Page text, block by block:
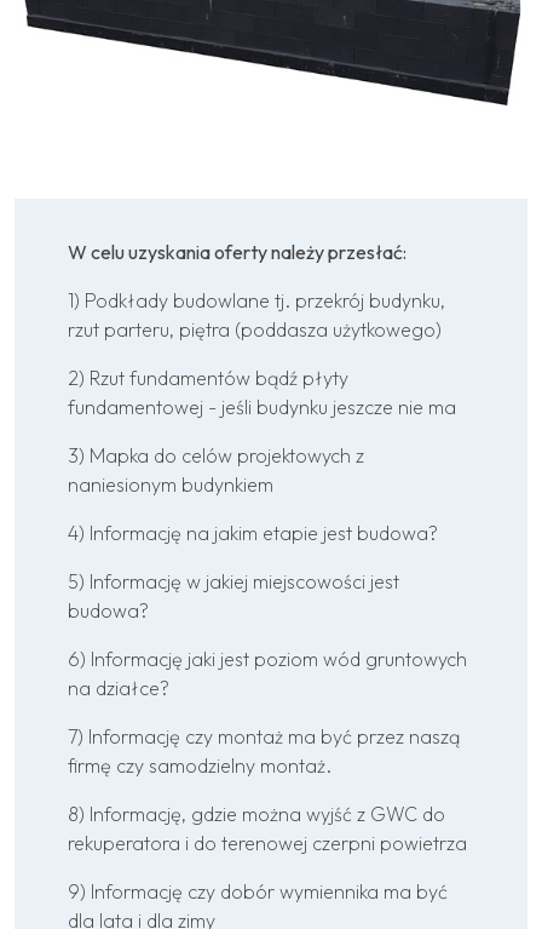
W celu uzyskania oferty należy przesłać:
1) Podkłady budowlane tj. przekrój budynku,
rzut parteru, piętra (poddasza użytkowego)
2) Rzut fundamentów bądź płyty
fundamentowej - jeśli budynku jeszcze nie ma
3) Mapka do celów projektowych z
naniesionym budynkiem
4) Informację na jakim etapie jest budowa?
5) Informację w jakiej miejscowości jest
budowa?
6) Informację jaki jest poziom wód gruntowych
na działce?
7) Informację czy montaż ma być przez naszą
firmę czy samodzielny montaż.
8) Informację, gdzie można wyjść z GWC do
rekuperatora i do terenowej czerpni powietrza
9) Informację czy dobór wymiennika ma być
dla lata i dla zimy